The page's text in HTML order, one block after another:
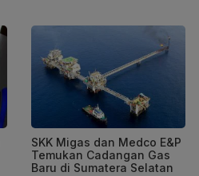
SKK Migas dan Medco E&P
Temukan Cadangan Gas
Baru di Sumatera Selatan